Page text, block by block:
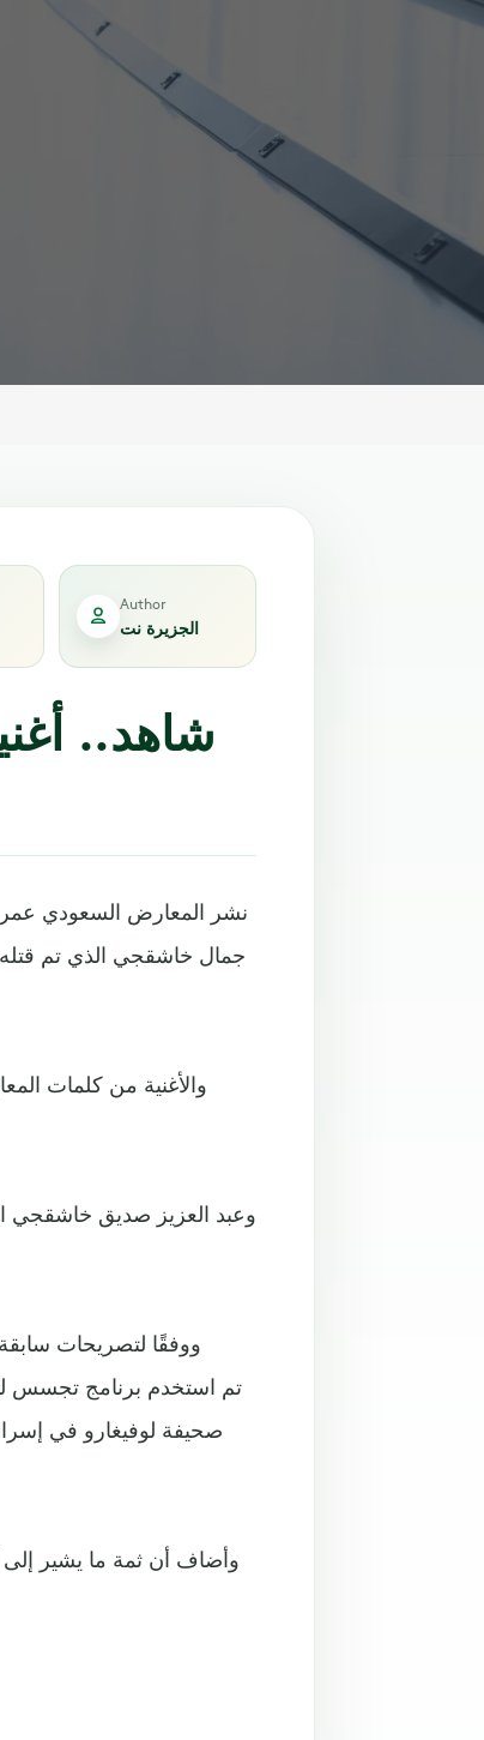
Author
الجزيرة نت
شاهد..
نشر المعارض السعودي عمر
جمال خاشقجي الذي تم
والأغنية من كلمات
وعبد العزيز صديق خاشقجي
ووفقًا لتصريحات
صحيفة لوفيغارو في
وأضاف أن ثمة ما يشير